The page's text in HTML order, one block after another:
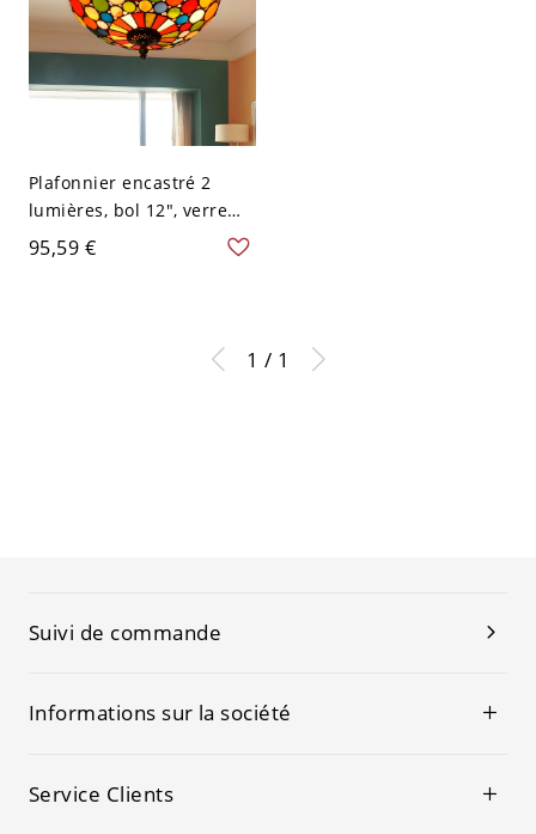
Plafonnier encastré 2
lumières, bol 12", verre
taillé main
méditerranéen, motif à
95,59 €
1 / 1
Suivi de commande
Informations sur la société
Service Clients